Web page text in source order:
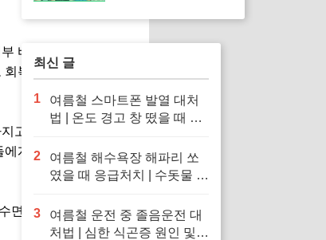
바이러스와 세균에
복 속도가 빠르다는
고 스트레스가 완화됩
게 걷기는 최고의 스
면을 돕습니다. 불면증
최신 글
1
여름철 스마트폰 발열 대처
법 | 온도 경고 창 떴을 때 응
입 금지 이유
2
여름철 해수욕장 해파리 쏘
였을 때 응급처치 | 수돗물 세
닷물 세척 수칙
3
여름철 운전 중 졸음운전 대
처법 | 심한 식곤증 원인 및